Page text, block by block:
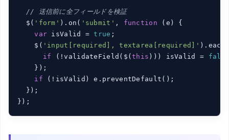
// 送信前に全フィールドを検証
  $(
'form' ).on( 'submit' , function ( e ) {
var isValid = true ;
    $(
'input[required], textarea[required]'
if (!validateField($(this ))) isValid =
    });
if (!isValid) e.preventDefault();
  });
});